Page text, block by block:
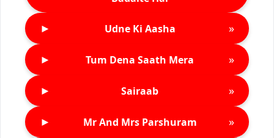
► Udne Ki Aasha »
► Tum Dena Saath Mera »
► Sairaab »
► Mr And Mrs Parshuram »